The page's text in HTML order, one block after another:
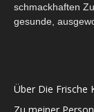
schmackhaften
gesunde,
Über Die Frische